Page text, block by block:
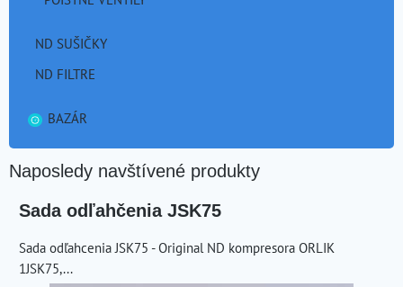
ND SUŠIČKY
ND FILTRE
BAZÁR
Naposledy navštívené produkty
Sada odľahčenia JSK75
Sada odľahcenia JSK75 - Original ND kompresora ORLIK
1JSK75,...